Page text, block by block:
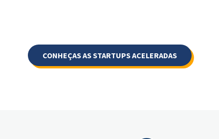
CONHEÇAS AS STARTUPS ACELERADAS